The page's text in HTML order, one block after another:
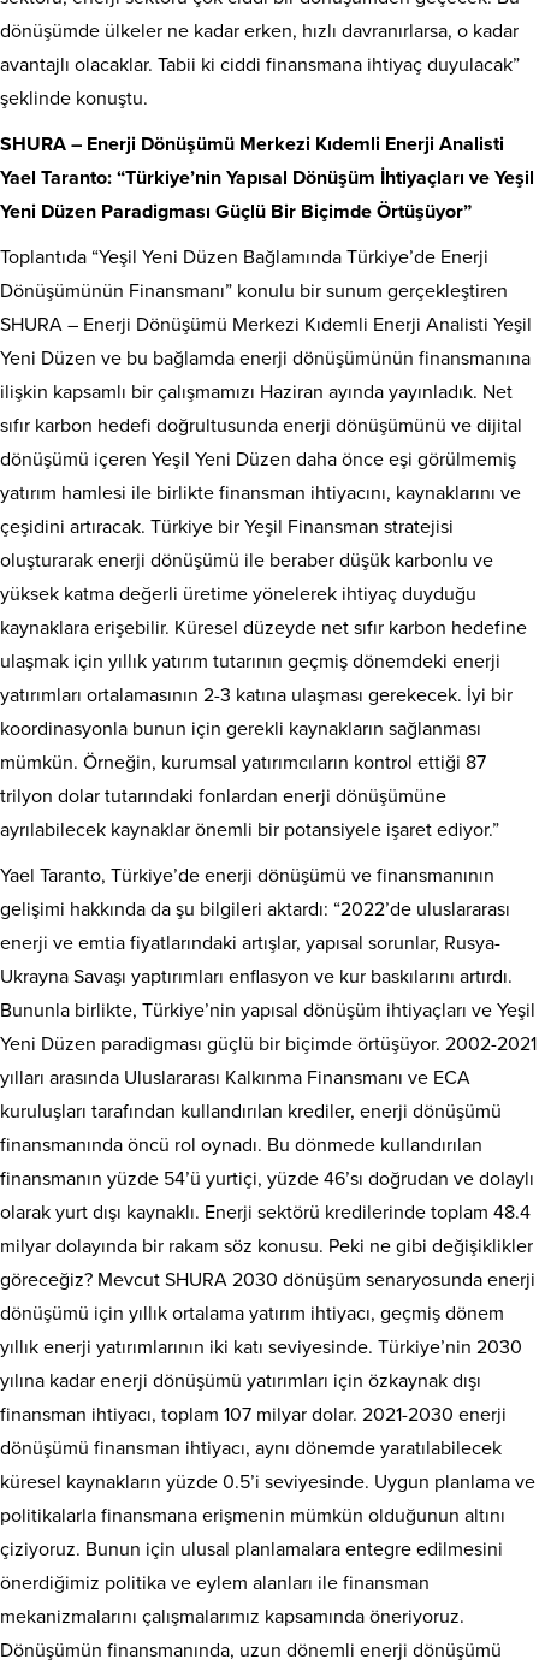
dönüşümde ülkeler ne kadar erken, hızlı davranırlarsa, o kadar
avantajlı olacaklar. Tabii ki ciddi finansmana ihtiyaç duyulacak”
şeklinde konuştu.
SHURA – Enerji Dönüşümü Merkezi Kıdemli Enerji Analisti
Yael Taranto: “Türkiye’nin Yapısal Dönüşüm İhtiyaçları ve Yeşil
Yeni Düzen Paradigması Güçlü Bir Biçimde Örtüşüyor”
Toplantıda “Yeşil Yeni Düzen Bağlamında Türkiye’de Enerji
Dönüşümünün Finansmanı” konulu bir sunum gerçekleştiren
SHURA – Enerji Dönüşümü Merkezi Kıdemli Enerji Analisti Yeşil
Yeni Düzen ve bu bağlamda enerji dönüşümünün finansmanına
ilişkin kapsamlı bir çalışmamızı Haziran ayında yayınladık. Net
sıfır karbon hedefi doğrultusunda enerji dönüşümünü ve dijital
dönüşümü içeren Yeşil Yeni Düzen daha önce eşi görülmemiş
yatırım hamlesi ile birlikte finansman ihtiyacını, kaynaklarını ve
çeşidini artıracak. Türkiye bir Yeşil Finansman stratejisi
oluşturarak enerji dönüşümü ile beraber düşük karbonlu ve
yüksek katma değerli üretime yönelerek ihtiyaç duyduğu
kaynaklara erişebilir. Küresel düzeyde net sıfır karbon hedefine
ulaşmak için yıllık yatırım tutarının geçmiş dönemdeki enerji
yatırımları ortalamasının 2-3 katına ulaşması gerekecek. İyi bir
koordinasyonla bunun için gerekli kaynakların sağlanması
mümkün. Örneğin, kurumsal yatırımcıların kontrol ettiği 87
trilyon dolar tutarındaki fonlardan enerji dönüşümüne
ayrılabilecek kaynaklar önemli bir potansiyele işaret ediyor.”
Yael Taranto, Türkiye’de enerji dönüşümü ve finansmanının
gelişimi hakkında da şu bilgileri aktardı: “2022’de uluslararası
enerji ve emtia fiyatlarındaki artışlar, yapısal sorunlar, Rusya-
Ukrayna Savaşı yaptırımları enflasyon ve kur baskılarını artırdı.
Bununla birlikte, Türkiye’nin yapısal dönüşüm ihtiyaçları ve Yeşil
Yeni Düzen paradigması güçlü bir biçimde örtüşüyor. 2002-2021
yılları arasında Uluslararası Kalkınma Finansmanı ve ECA
kuruluşları tarafından kullandırılan krediler, enerji dönüşümü
finansmanında öncü rol oynadı. Bu dönmede kullandırılan
finansmanın yüzde 54’ü yurtiçi, yüzde 46’sı doğrudan ve dolaylı
olarak yurt dışı kaynaklı. Enerji sektörü kredilerinde toplam 48.4
milyar dolayında bir rakam söz konusu. Peki ne gibi değişiklikler
göreceğiz? Mevcut SHURA 2030 dönüşüm senaryosunda enerji
dönüşümü için yıllık ortalama yatırım ihtiyacı, geçmiş dönem
yıllık enerji yatırımlarının iki katı seviyesinde. Türkiye’nin 2030
yılına kadar enerji dönüşümü yatırımları için özkaynak dışı
finansman ihtiyacı, toplam 107 milyar dolar. 2021-2030 enerji
dönüşümü finansman ihtiyacı, aynı dönemde yaratılabilecek
küresel kaynakların yüzde 0.5’i seviyesinde. Uygun planlama ve
politikalarla finansmana erişmenin mümkün olduğunun altını
çiziyoruz. Bunun için ulusal planlamalara entegre edilmesini
önerdiğimiz politika ve eylem alanları ile finansman
mekanizmalarını çalışmalarımız kapsamında öneriyoruz.
Dönüşümün finansmanında, uzun dönemli enerji dönüşümü